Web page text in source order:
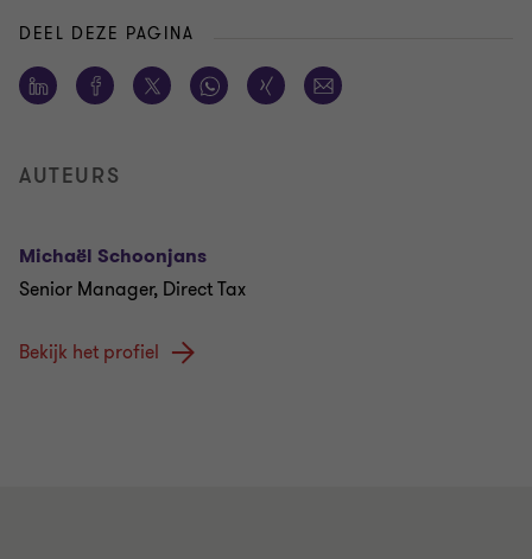
DEEL DEZE PAGINA
AUTEURS
Michaël Schoonjans
Senior Manager, Direct Tax
Bekijk het profiel